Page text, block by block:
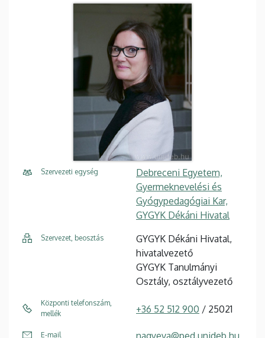
Szervezeti egység
Debreceni Egyetem,
Gyermeknevelési és
Gyógypedagógiai Kar,
GYGYK Dékáni Hivatal
Szervezet, beosztás
GYGYK Dékáni Hivatal,
hivatalvezető
GYGYK Tanulmányi
Osztály, osztályvezető
Központi telefonszám,
mellék
+36 52 512 900 / 25021
E-mail nagyeva@ped.unideb.hu